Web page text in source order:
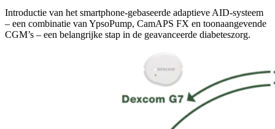
Introductie van het smartphone-gebaseerde adaptieve AID-systeem
– een combinatie van YpsoPump, CamAPS FX en toonaangevende
CGM’s – een belangrijke stap in de geavanceerde diabeteszorg.